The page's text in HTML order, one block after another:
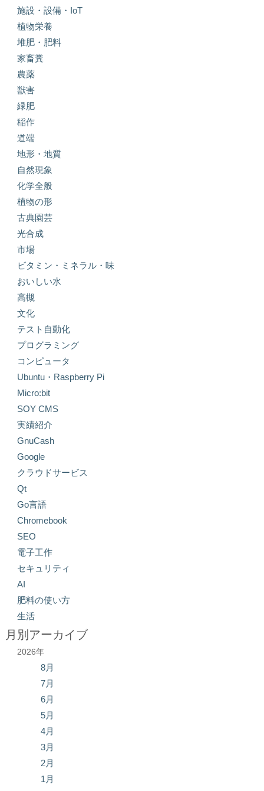
施設・設備・IoT
植物栄養
堆肥・肥料
家畜糞
農薬
獣害
緑肥
稲作
道端
地形・地質
自然現象
化学全般
植物の形
古典園芸
光合成
市場
ビタミン・ミネラル・味
おいしい水
高槻
文化
テスト自動化
プログラミング
コンピュータ
Ubuntu・Raspberry Pi
Micro:bit
SOY CMS
実績紹介
GnuCash
Google
クラウドサービス
Qt
Go言語
Chromebook
SEO
電子工作
セキュリティ
AI
肥料の使い方
生活
月別アーカイブ
2026年
8月
7月
6月
5月
4月
3月
2月
1月